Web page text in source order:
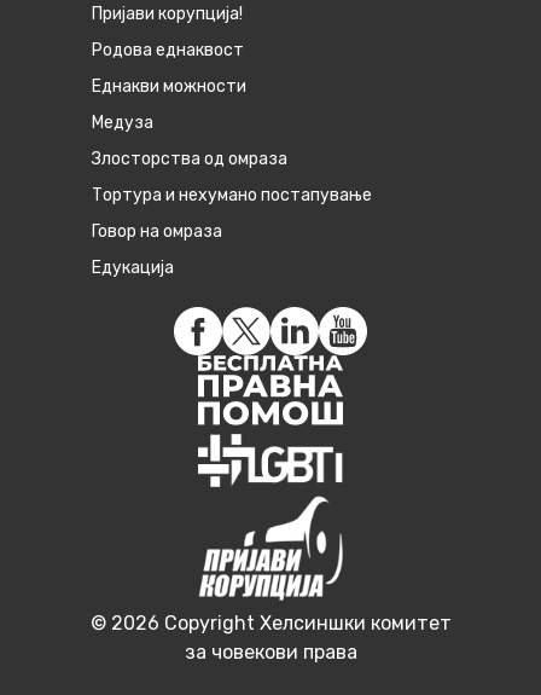
Пријави корупција!
Родова еднаквост
Eднакви можности
Медуза
Злосторства од омраза
Тортура и нехумано постапување
Говор на омраза
Едукација
© 2026 Copyright Хелсиншки комитет
за човекови права